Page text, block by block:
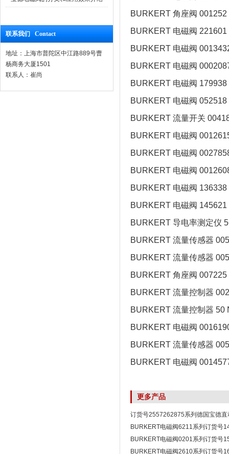
联系我们 Contact
地址：上海市普陀区中江路889号曹
杨商务大厦1501
联系人：崔尚
BURKERT 角座阀 001252
BURKERT 电磁阀 221601
BURKERT 电磁阀
BURKERT 电磁阀
BURKERT 电磁阀 179938
BURKERT 电磁阀 052518
BURKERT 流量开关
BURKERT 电磁阀
BURKERT 电磁阀
BURKERT 电磁阀
BURKERT 电磁阀 136338
BURKERT 电磁阀 145621
BURKERT 导电率测定仪
BURKERT 流量传感器
BURKERT 流量传感器
BURKERT 角座阀 007225
BURKERT 流量控制器
BURKERT 流量控制器 50
BURKERT 电磁阀
BURKERT 流量传感器
BURKERT 电磁阀
更多产品
订货号2557262875系列德国宝德直
BURKERT电磁阀
BURKERT电磁阀6211系列订货号
BURKERT电磁阀0201系列订货号
BURKERT电磁阀2610系列订货号